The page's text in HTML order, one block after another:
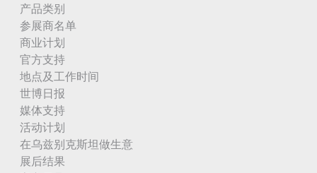
产品类别
参展商名单
商业计划
官方支持
地点及工作时间
世博日报
媒体支持
活动计划
在乌兹别克斯坦做生意
展后结果